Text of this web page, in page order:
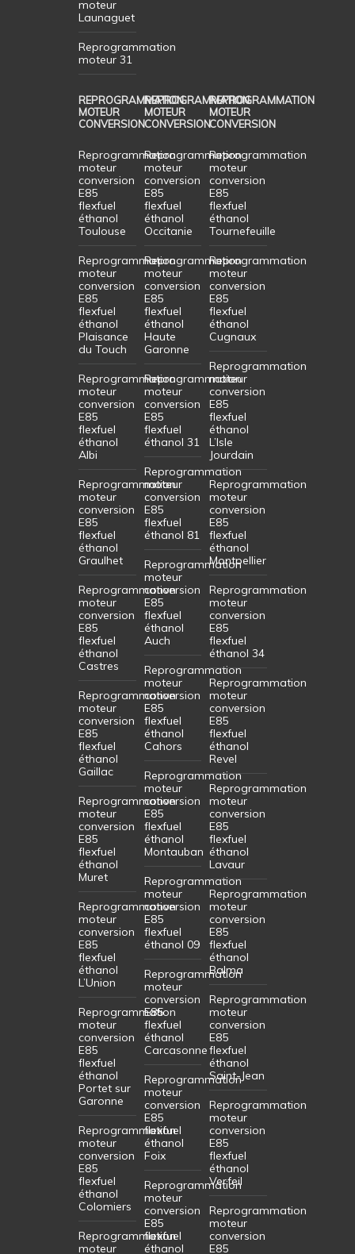
moteur
Launaguet
Reprogrammation
moteur 31
REPROGRAMMATION
MOTEUR
CONVERSION
Reprogrammation
moteur
conversion
E85
flexfuel
éthanol
Toulouse
Reprogrammation
moteur
conversion
E85
flexfuel
éthanol
Plaisance
du Touch
Reprogrammation
moteur
conversion
E85
flexfuel
éthanol
Albi
Reprogrammation
moteur
conversion
E85
flexfuel
éthanol
Graulhet
Reprogrammation
moteur
conversion
E85
flexfuel
éthanol
Castres
Reprogrammation
moteur
conversion
E85
flexfuel
éthanol
Gaillac
Reprogrammation
moteur
conversion
E85
flexfuel
éthanol
Muret
Reprogrammation
moteur
conversion
E85
flexfuel
éthanol
L’Union
Reprogrammation
moteur
conversion
E85
flexfuel
éthanol
Portet sur
Garonne
Reprogrammation
moteur
conversion
E85
flexfuel
éthanol
Colomiers
Reprogrammation
moteur
REPROGRAMMATION
MOTEUR
CONVERSION
Reprogrammation
moteur
conversion
E85
flexfuel
éthanol
Occitanie
Reprogrammation
moteur
conversion
E85
flexfuel
éthanol
Haute
Garonne
Reprogrammation
moteur
conversion
E85
flexfuel
éthanol 31
Reprogrammation
moteur
conversion
E85
flexfuel
éthanol 81
Reprogrammation
moteur
conversion
E85
flexfuel
éthanol
Auch
Reprogrammation
moteur
conversion
E85
flexfuel
éthanol
Cahors
Reprogrammation
moteur
conversion
E85
flexfuel
éthanol
Montauban
Reprogrammation
moteur
conversion
E85
flexfuel
éthanol 09
Reprogrammation
moteur
conversion
E85
flexfuel
éthanol
Carcasonne
Reprogrammation
moteur
conversion
E85
flexfuel
éthanol
Foix
Reprogrammation
moteur
conversion
E85
flexfuel
éthanol
REPROGRAMMATION
MOTEUR
CONVERSION
Reprogrammation
moteur
conversion
E85
flexfuel
éthanol
Tournefeuille
Reprogrammation
moteur
conversion
E85
flexfuel
éthanol
Cugnaux
Reprogrammation
moteur
conversion
E85
flexfuel
éthanol
L’Isle
Jourdain
Reprogrammation
moteur
conversion
E85
flexfuel
éthanol
Montpellier
Reprogrammation
moteur
conversion
E85
flexfuel
éthanol 34
Reprogrammation
moteur
conversion
E85
flexfuel
éthanol
Revel
Reprogrammation
moteur
conversion
E85
flexfuel
éthanol
Lavaur
Reprogrammation
moteur
conversion
E85
flexfuel
éthanol
Balma
Reprogrammation
moteur
conversion
E85
flexfuel
éthanol
Saint-Jean
Reprogrammation
moteur
conversion
E85
flexfuel
éthanol
Verfeil
Reprogrammation
moteur
conversion
E85